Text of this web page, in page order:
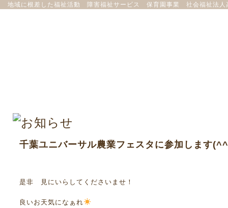
地域に根差した福祉活動 障害福祉サービス 保育園事業 社会福祉法人
千葉ユニバーサル農業フェスタに参加します
是非 見にいらしてくださいませ！
良いお天気になぁれ